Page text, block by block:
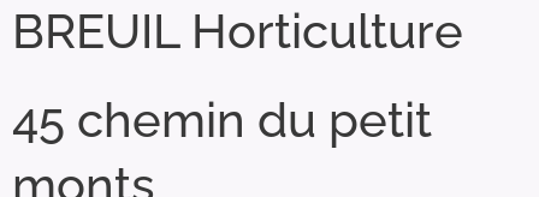
BREUIL Horticulture
45 chemin du petit
monts